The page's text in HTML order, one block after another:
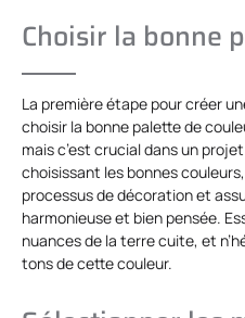
Choisir la bonne
La première étape pour créer
choisir la bonne palette de
mais c’est crucial dans un
choisissant les bonnes
processus de décoration et
harmonieuse et bien pensée.
nuances de la terre cuite, et
tons de cette couleur.